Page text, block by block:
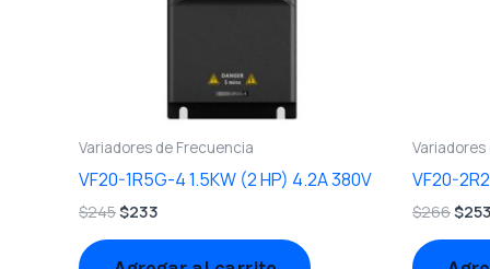
Variadores de Frecuencia
VF20-1R5G-4 1.5KW (2 HP) 4.2A 380V
$245$233
VF20-
$266$253